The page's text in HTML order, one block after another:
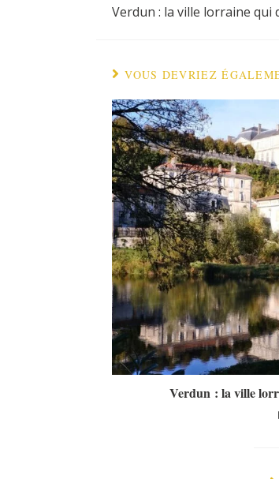
Verdun : la ville lorraine qui
VOUS DEVRIEZ
Verdun : la ville